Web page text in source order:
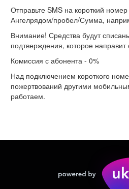
Отправьте SMS на короткий
Ангелрядом/пробел/Сумма,
Внимание! Средства будут
подтверждения, которое
Комиссия с абонента - 0%
Над подключением короткого
пожертвований другими
работаем.